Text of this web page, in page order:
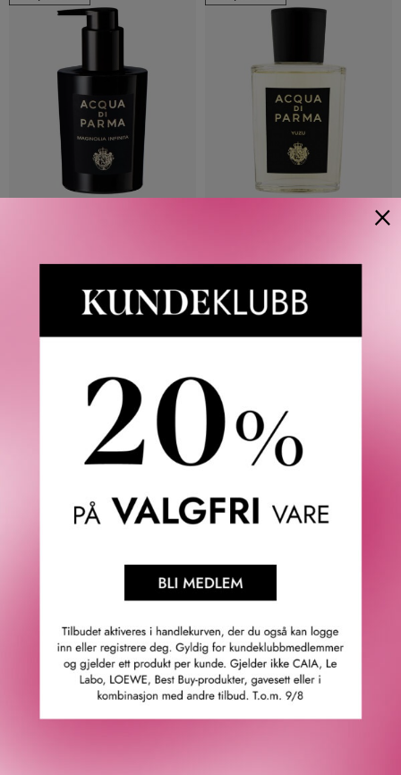
AND BODY WASH 300 ML
835KR
3 395KR
ACQUA DI PARMA
KR
ACQUA DI PARMA
3 395
×